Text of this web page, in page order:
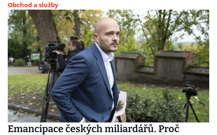
Obchod a služby
Emancipace českých miliardářů. Proč